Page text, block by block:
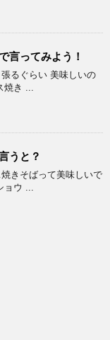
言ってみよう！
るぐらい 美味しいの
焼き ...
うと？
きそばって美味しいで
ョウ ...